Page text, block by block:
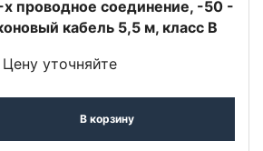
х проводное соединение, -50 -
кабель 5,5 м, класс В
Цену уточняйте
В корзину